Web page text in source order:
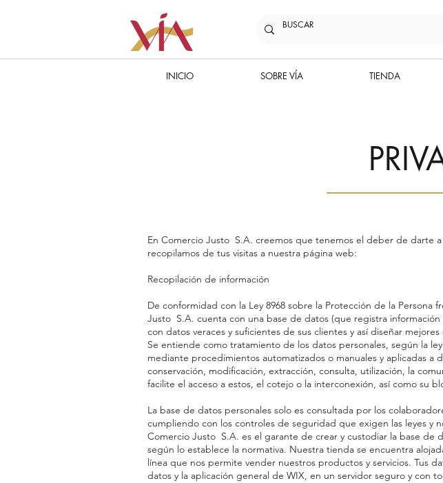
INICIO SOBRE VÍA TIENDA
En Comercio Justo S.A. creemos que tenemos el deber de darte
recopilamos de tus visitas a nuestra página web:
Recopilación de información
De conformidad con la Ley 8968 sobre la Protección de la
Justo S.A. cuenta con una base de datos (que registra
con datos veraces y suficientes de sus clientes y así diseñar mejores
Se entiende como tratamiento de los datos personales, según la
mediante procedimientos automatizados o manuales y aplicadas
conservación, modificación, extracción, consulta, utilización, la
facilite el acceso a estos, el cotejo o la interconexión, así como su
La base de datos personales solo es consultada por los
cumpliendo con los controles de seguridad que exigen las leyes y
Comercio Justo S.A. es el garante de crear y custodiar la base de
según lo establece la normativa. Nuestra tienda se encuentra
línea que nos permite vender nuestros productos y servicios. Tus
datos y la aplicación general de WIX, en un servidor seguro y con